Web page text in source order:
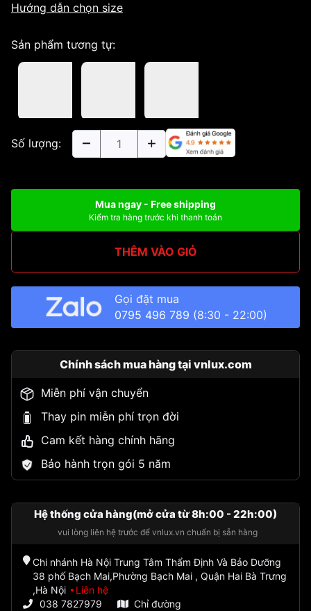
Hướng dẫn chọn size
Sản phẩm tương tự:
Số lượng:
Mua ngay - Free shipping
Kiểm tra hàng trước khi thanh toán
THÊM VÀO GIỎ
Gọi đặt mua
0795 496 789 (8:30 - 22:00)
Chính sách mua hàng tại vnlux.com
Miễn phí vận chuyển
Thay pin miễn phí trọn đời
Cam kết hàng chính hãng
Bảo hành trọn gói 5 năm
Hệ thống cửa hàng(mở cửa từ 8h:00 - 22h:00)
vui lòng liên hệ trước để vnlux.vn chuẩn bị sẵn hàng
Chi nhánh Hà Nội Trung Tâm Thẩm Định Và Bảo Dưỡng
38 phố Bạch Mai,Phường Bạch Mai , Quận Hai Bà Trưng
,Hà Nội
Liên hệ
038 7827979
Chỉ đường